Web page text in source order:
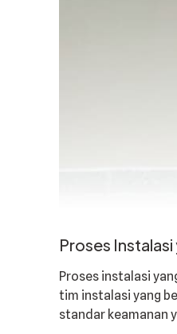
Proses
Proses instalasi
tim instalasi yang
standar keamanan